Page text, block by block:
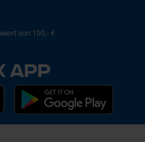
von 100,- €
APP
Videos
per Chat